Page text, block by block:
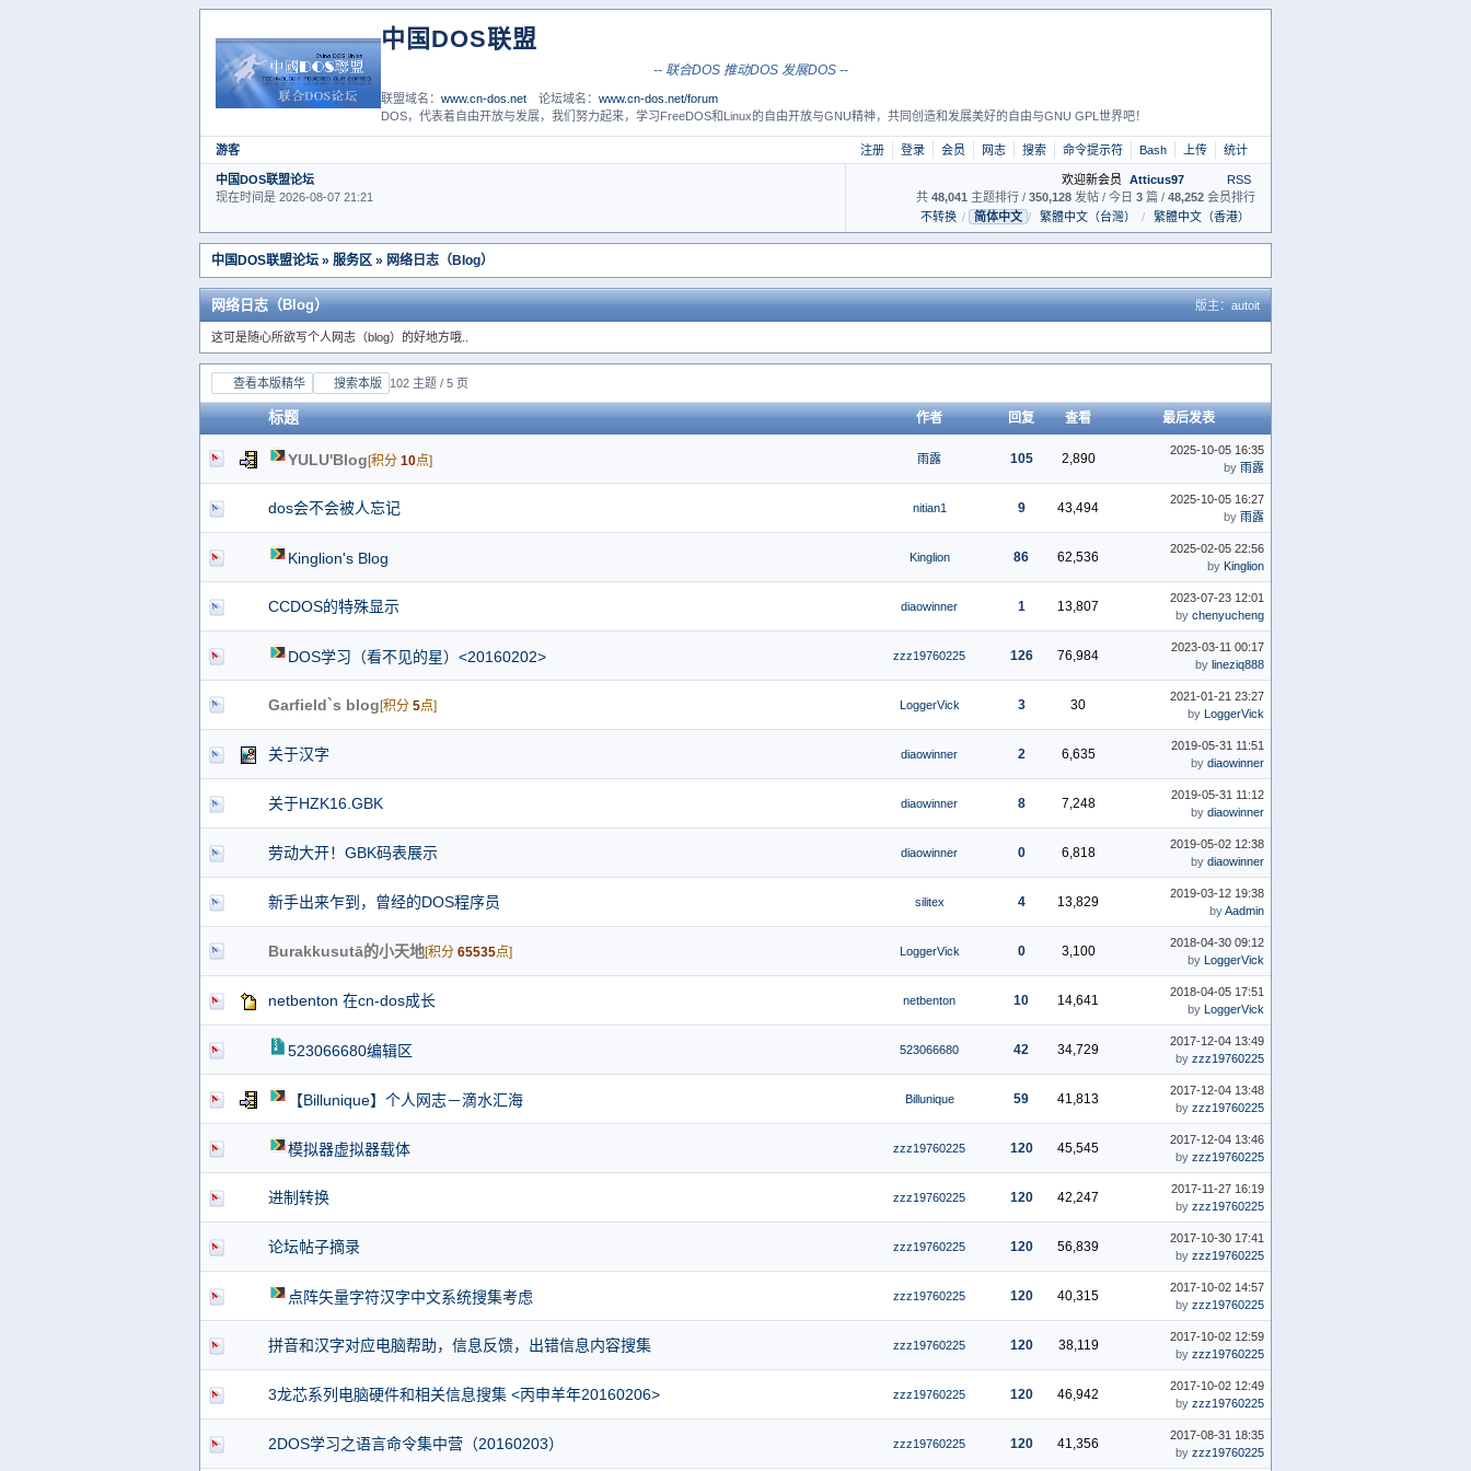
中国DOS联盟
-- 联合DOS 推动DOS 发展DOS --
联盟域名：www.cn-dos.net 论坛域名：www.cn-dos.net/forum
DOS，代表着自由开放与发展，我们努力起来，学习FreeDOS和Linux的自由开放与GNU精神，共同创造和发展美好的自由与GNU GPL世界吧！
游客 注册 登录 会员 网志 搜索 命令提示符 Bash 上传 统计
中国DOS联盟论坛
现在时间是 2026-08-07 21:21
欢迎新会员 Atticus97
RSS
共 48,041 主题排行 / 350,128 发帖 / 今日 3 篇 / 48,252 会员排行
不转换 / 简体中文 / 繁體中文（台灣） / 繁體中文（香港）
中国DOS联盟论坛 » 服务区 » 网络日志（Blog）
网络日志（Blog） 版主：autoit
这可是随心所欲写个人网志（blog）的好地方哦..
查看本版精华 搜索本版 102 主题 / 5 页
标题 作者 回复 查看 最后发表
YULU'Blog[积分 10点] 雨露 105 2,890
2025-10-05 16:35
by 雨露
dos会不会被人忘记 nitian1 9 43,494
2025-10-05 16:27
by 雨露
Kinglion's Blog Kinglion 86 62,536
2025-02-05 22:56
by Kinglion
CCDOS的特殊显示 diaowinner 1 13,807
2023-07-23 12:01
by chenyucheng
DOS学习（看不见的星）<20160202> zzz19760225 126 76,984
2023-03-11 00:17
by lineziq888
Garfield`s blog[积分 5点] LoggerVick 3 30
2021-01-21 23:27
by LoggerVick
关于汉字 diaowinner 2 6,635
2019-05-31 11:51
by diaowinner
关于HZK16.GBK diaowinner 8 7,248
2019-05-31 11:12
by diaowinner
劳动大开！GBK码表展示 diaowinner 0 6,818
2019-05-02 12:38
by diaowinner
新手出来乍到，曾经的DOS程序员 silitex 4 13,829
2019-03-12 19:38
byAadmin
Burakkusutā的小天地[积分 65535点] LoggerVick 0 3,100
2018-04-30 09:12
by LoggerVick
netbenton 在cn-dos成长 netbenton 10 14,641
2018-04-05 17:51
by LoggerVick
523066680编辑区 523066680 42 34,729
2017-12-04 13:49
by zzz19760225
【Billunique】个人网志－滴水汇海 Billunique 59 41,813
2017-12-04 13:48
by zzz19760225
模拟器虚拟器载体 zzz19760225 120 45,545
2017-12-04 13:46
by zzz19760225
进制转换 zzz19760225 120 42,247
2017-11-27 16:19
by zzz19760225
论坛帖子摘录 zzz19760225 120 56,839
2017-10-30 17:41
by zzz19760225
点阵矢量字符汉字中文系统搜集考虑 zzz19760225 120 40,315
2017-10-02 14:57
by zzz19760225
拼音和汉字对应电脑帮助，信息反馈，出错信息内容搜集 zzz19760225 120 38,119
2017-10-02 12:59
by zzz19760225
3龙芯系列电脑硬件和相关信息搜集 <丙申羊年20160206> zzz19760225 120 46,942
2017-10-02 12:49
by zzz19760225
2DOS学习之语言命令集中营（20160203） zzz19760225 120 41,356
2017-08-31 18:35
by zzz19760225